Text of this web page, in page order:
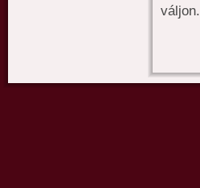
váljon.